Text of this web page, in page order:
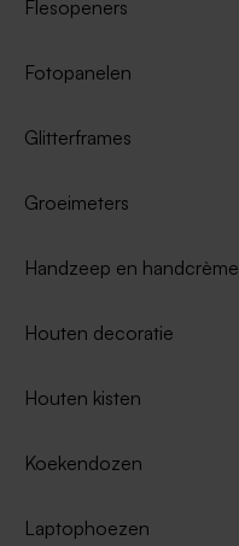
Flesopeners
Fotopanelen
Glitterframes
Groeimeters
Handzeep en handcrème
Houten decoratie
Houten kisten
Koekendozen
Laptophoezen